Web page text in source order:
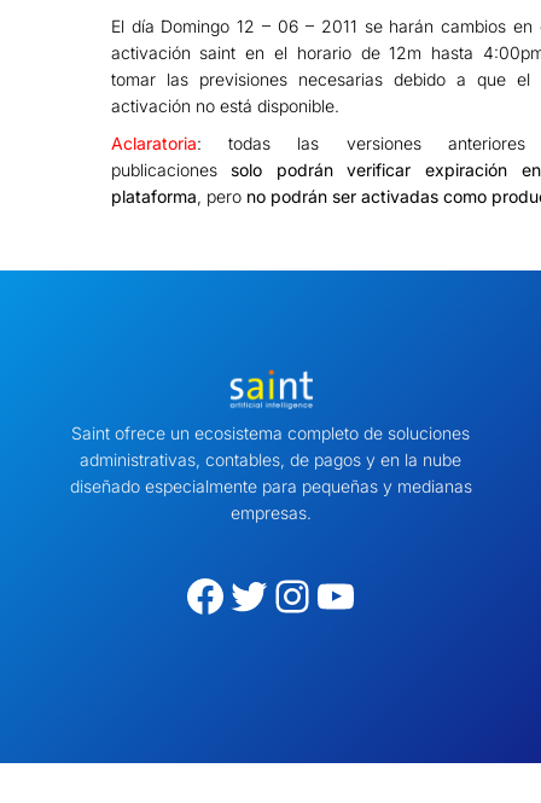
El día Domingo 12 – 06 – 2011 se harán cambios en
activación saint en el horario de 12m hasta
tomar las previsiones necesarias debido a que el
activación no está disponible.
Aclaratoria: todas las versiones
publicaciones solo podrán verificar expiración
plataforma, pero no podrán ser activadas como
Saint ofrece un ecosistema completo de soluciones
administrativas, contables, de pagos y en la nube
diseñado especialmente para pequeñas y medianas
empresas.
Facebook Twitter Instagram YouTube